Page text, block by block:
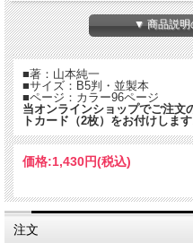
・基礎知識1 レンズの種類 ・基礎
ル ・春に撮りたい被写体 ・桜
方 ・基礎知識4 シャッター速度
度 ・夏に撮りたい被写体 ・滝
識9 ピクチャーコントロール ・
朝焼け・夕焼けの撮り方 ・雲海
知識11 光 ・基礎知識12 フィル
方 ・氷の撮り方 ・冬の海の撮り
知識を生かしてテクニックを身につけ
出補正で印象的に仕上げる ・テク
テクニック8 いつもの被写体に気象
▼ 商品説明
■著：山本純一
■サイズ：B5判・並製本
■ページ：カラー96ページ
当オンラインショップでご注文
トカード（2枚）をお付けします
価格:1,430円(税込)
注文